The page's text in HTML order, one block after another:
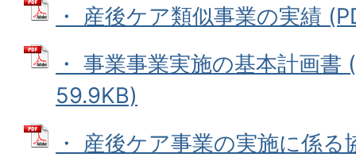
・ 産後ケア類似事業の実績
・ 事業事業実施の基本計画書
59.9KB)
・ 産後ケア事業の実施に係